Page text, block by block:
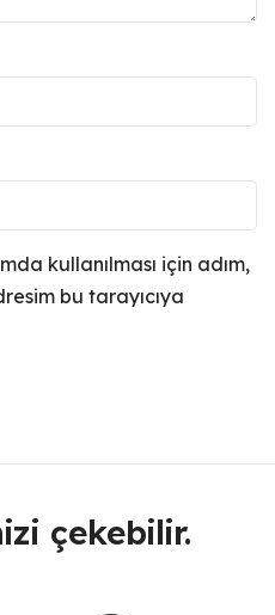
kullanılması için adım,
bu tarayıcıya
çekebilir.